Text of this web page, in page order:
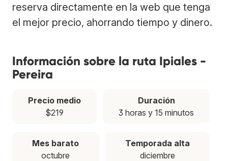
reserva directamente en la web que tenga
el mejor precio, ahorrando tiempo y dinero.
Información sobre la ruta Ipiales -
Pereira
Precio medio
$219
Duración
3 horas y 15 minutos
Mes barato
octubre
Temporada alta
diciembre